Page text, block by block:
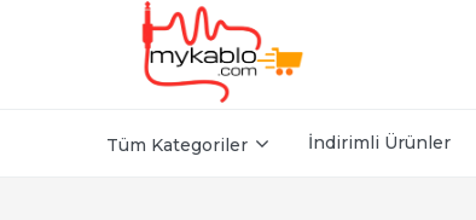
Tüm Kategoriler İndirimli Ürünler